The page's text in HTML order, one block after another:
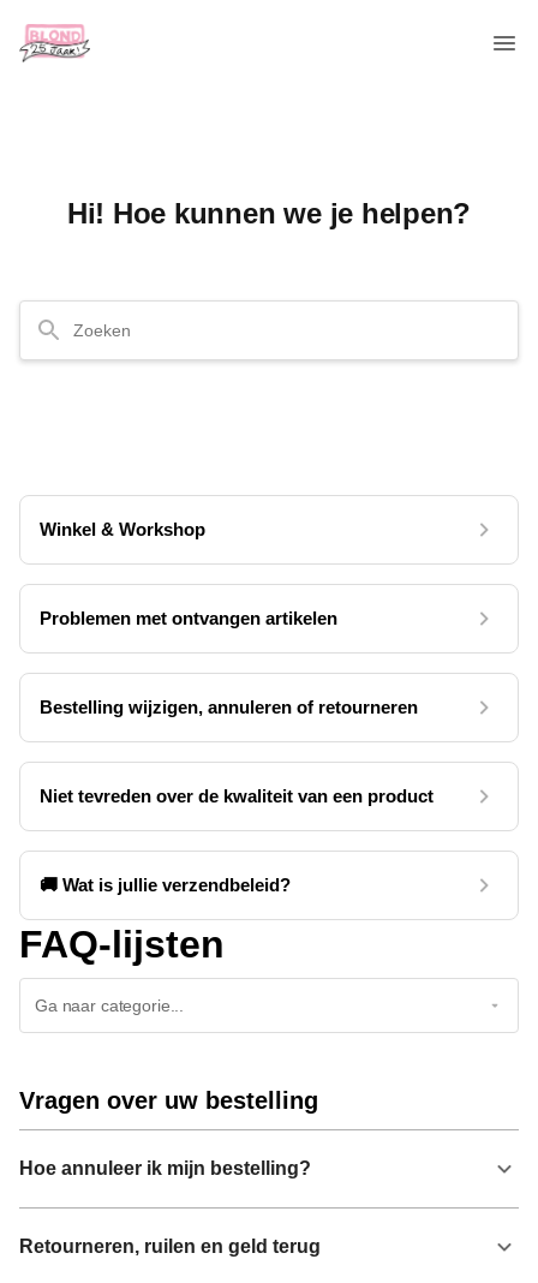
Hi! Hoe kunnen we je helpen?
Winkel & Workshop
Problemen met ontvangen artikelen
Bestelling wijzigen, annuleren of retourneren
Niet tevreden over de kwaliteit van een product
🚚 Wat is jullie verzendbeleid?
FAQ-lijsten
Vragen over uw bestelling
Hoe annuleer ik mijn bestelling?
Retourneren, ruilen en geld terug